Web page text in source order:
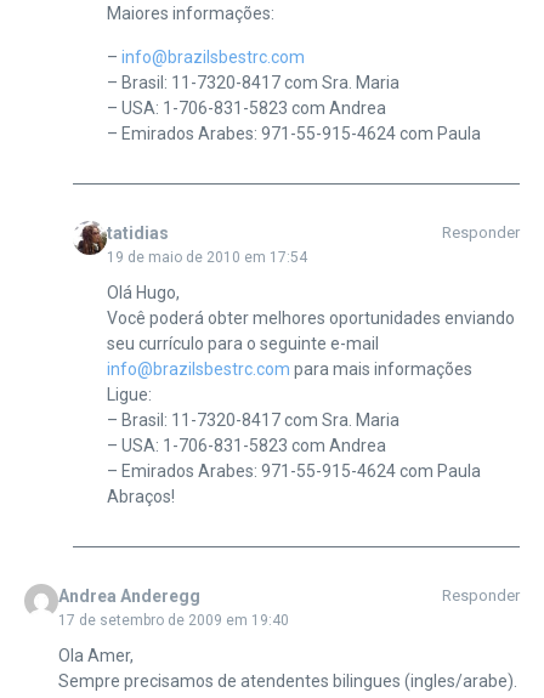
Maiores informações:
– info@brazilsbestrc.com
– Brasil: 11-7320-8417 com Sra. Maria
– USA: 1-706-831-5823 com Andrea
– Emirados Arabes: 971-55-915-4624 com Paula
tatidias
19 de maio de 2010 em 17:54
Responder
Olá Hugo,
Você poderá obter melhores oportunidades enviando
seu currículo para o seguinte e-mail
info@brazilsbestrc.com para mais informações
Ligue:
– Brasil: 11-7320-8417 com Sra. Maria
– USA: 1-706-831-5823 com Andrea
– Emirados Arabes: 971-55-915-4624 com Paula
Abraços!
Andrea Anderegg
17 de setembro de 2009 em 19:40
Responder
Ola Amer,
Sempre precisamos de atendentes bilingues (ingles/arabe).